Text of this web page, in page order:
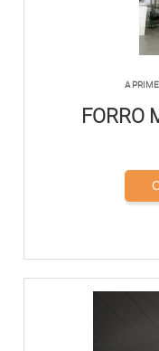
A
FORRO